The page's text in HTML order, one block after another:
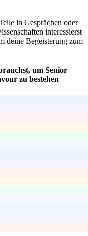
in Gesprächen oder
interessierst
deine Begeisterung zum
um Senior
zu bestehen